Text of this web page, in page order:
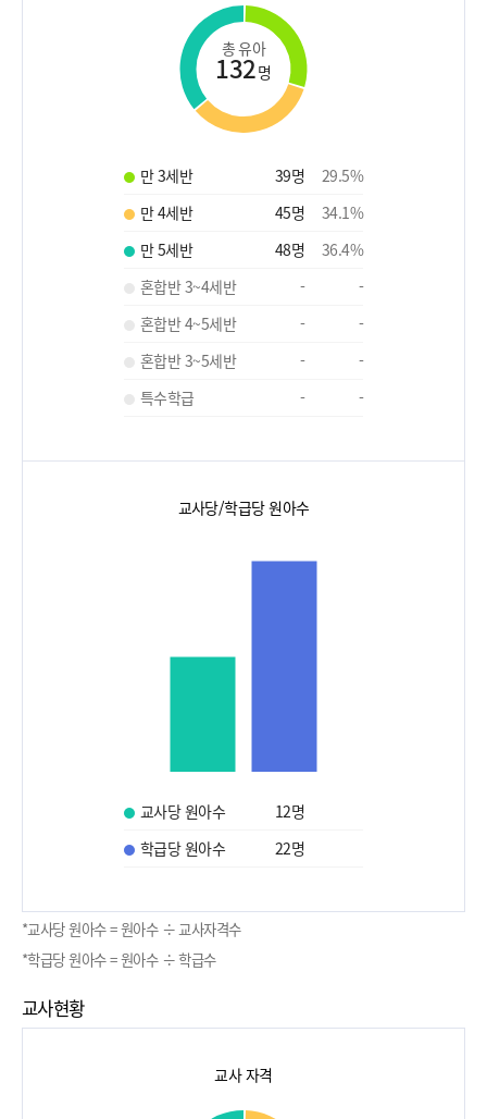
총 유아
132명
만 3세반 39명 29.5%
만 4세반
45명 34.1%
만 5세반
48명 36.4%
혼합반 3~4세반
-
-
혼합반 4~5세반
-
-
혼합반 3~5세반
-
-
특수학급
- -
교사당/학급당 원아수
교사당 원아수 12명
학급당 원아수
22명
*교사당 원아수 = 원아수 ÷ 교사자격수
*학급당 원아수 = 원아수 ÷ 학급수
교사현황
교사 자격